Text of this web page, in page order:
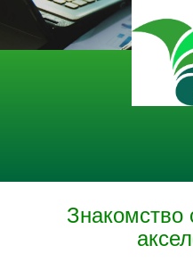
О
Знакомство